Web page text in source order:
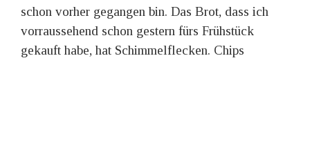
schon vorher gegangen bin. Das Brot, dass ich
vorraussehend schon gestern fürs Frühstück
gekauft habe, hat Schimmelflecken. Chips